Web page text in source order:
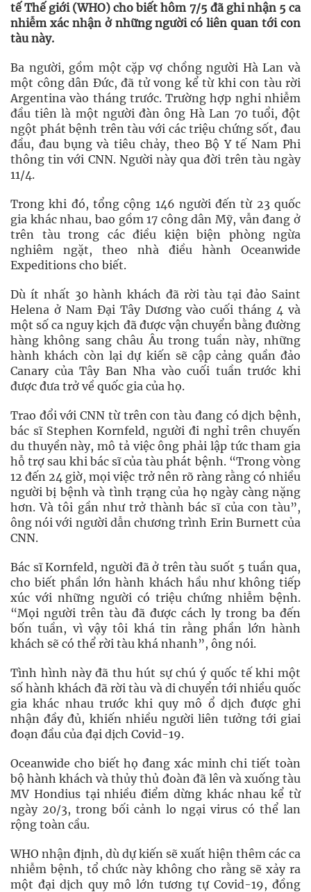
tế Thế giới (WHO) cho biết hôm 7/5 đã ghi nhận 5 ca
nhiễm xác nhận ở những người có liên quan tới con
tàu này.
Ba người, gồm một cặp vợ chồng người Hà Lan và
một công dân Đức, đã tử vong kể từ khi con tàu rời
Argentina vào tháng trước. Trường hợp nghi nhiễm
đầu tiên là một người đàn ông Hà Lan 70 tuổi, đột
ngột phát bệnh trên tàu với các triệu chứng sốt, đau
đầu, đau bụng và tiêu chảy, theo Bộ Y tế Nam Phi
thông tin với CNN. Người này qua đời trên tàu ngày
11/4.
Trong khi đó, tổng cộng 146 người đến từ 23 quốc
gia khác nhau, bao gồm 17 công dân Mỹ, vẫn đang ở
trên tàu trong các điều kiện biện phòng ngừa
nghiêm ngặt, theo nhà điều hành Oceanwide
Expeditions cho biết.
Dù ít nhất 30 hành khách đã rời tàu tại đảo Saint
Helena ở Nam Đại Tây Dương vào cuối tháng 4 và
một số ca nguy kịch đã được vận chuyển bằng đường
hàng không sang châu Âu trong tuần này, những
hành khách còn lại dự kiến sẽ cập cảng quần đảo
Canary của Tây Ban Nha vào cuối tuần trước khi
được đưa trở về quốc gia của họ.
Trao đổi với CNN từ trên con tàu đang có dịch bệnh,
bác sĩ Stephen Kornfeld, người đi nghỉ trên chuyến
du thuyền này, mô tả việc ông phải lập tức tham gia
hỗ trợ sau khi bác sĩ của tàu phát bệnh. “Trong vòng
12 đến 24 giờ, mọi việc trở nên rõ ràng rằng có nhiều
người bị bệnh và tình trạng của họ ngày càng nặng
hơn. Và tôi gần như trở thành bác sĩ của con tàu”,
ông nói với người dẫn chương trình Erin Burnett của
CNN.
Bác sĩ Kornfeld, người đã ở trên tàu suốt 5 tuần qua,
cho biết phần lớn hành khách hầu như không tiếp
xúc với những người có triệu chứng nhiễm bệnh.
“Mọi người trên tàu đã được cách ly trong ba đến
bốn tuần, vì vậy tôi khá tin rằng phần lớn hành
khách sẽ có thể rời tàu khá nhanh”, ông nói.
Tình hình này đã thu hút sự chú ý quốc tế khi một
số hành khách đã rời tàu và di chuyển tới nhiều quốc
gia khác nhau trước khi quy mô ổ dịch được ghi
nhận đầy đủ, khiến nhiều người liên tưởng tới giai
đoạn đầu của đại dịch Covid-19.
Oceanwide cho biết họ đang xác minh chi tiết toàn
bộ hành khách và thủy thủ đoàn đã lên và xuống tàu
MV Hondius tại nhiều điểm dừng khác nhau kể từ
ngày 20/3, trong bối cảnh lo ngại virus có thể lan
rộng toàn cầu.
WHO nhận định, dù dự kiến sẽ xuất hiện thêm các ca
nhiễm bệnh, tổ chức này không cho rằng sẽ xảy ra
một đại dịch quy mô lớn tương tự Covid-19, đồng